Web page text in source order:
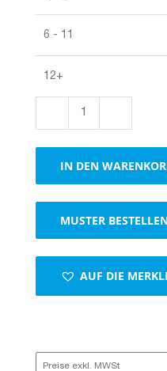
6 - 11
12+
IN DEN
MUSTER
AUF DIE
Preise exkl. MWSt